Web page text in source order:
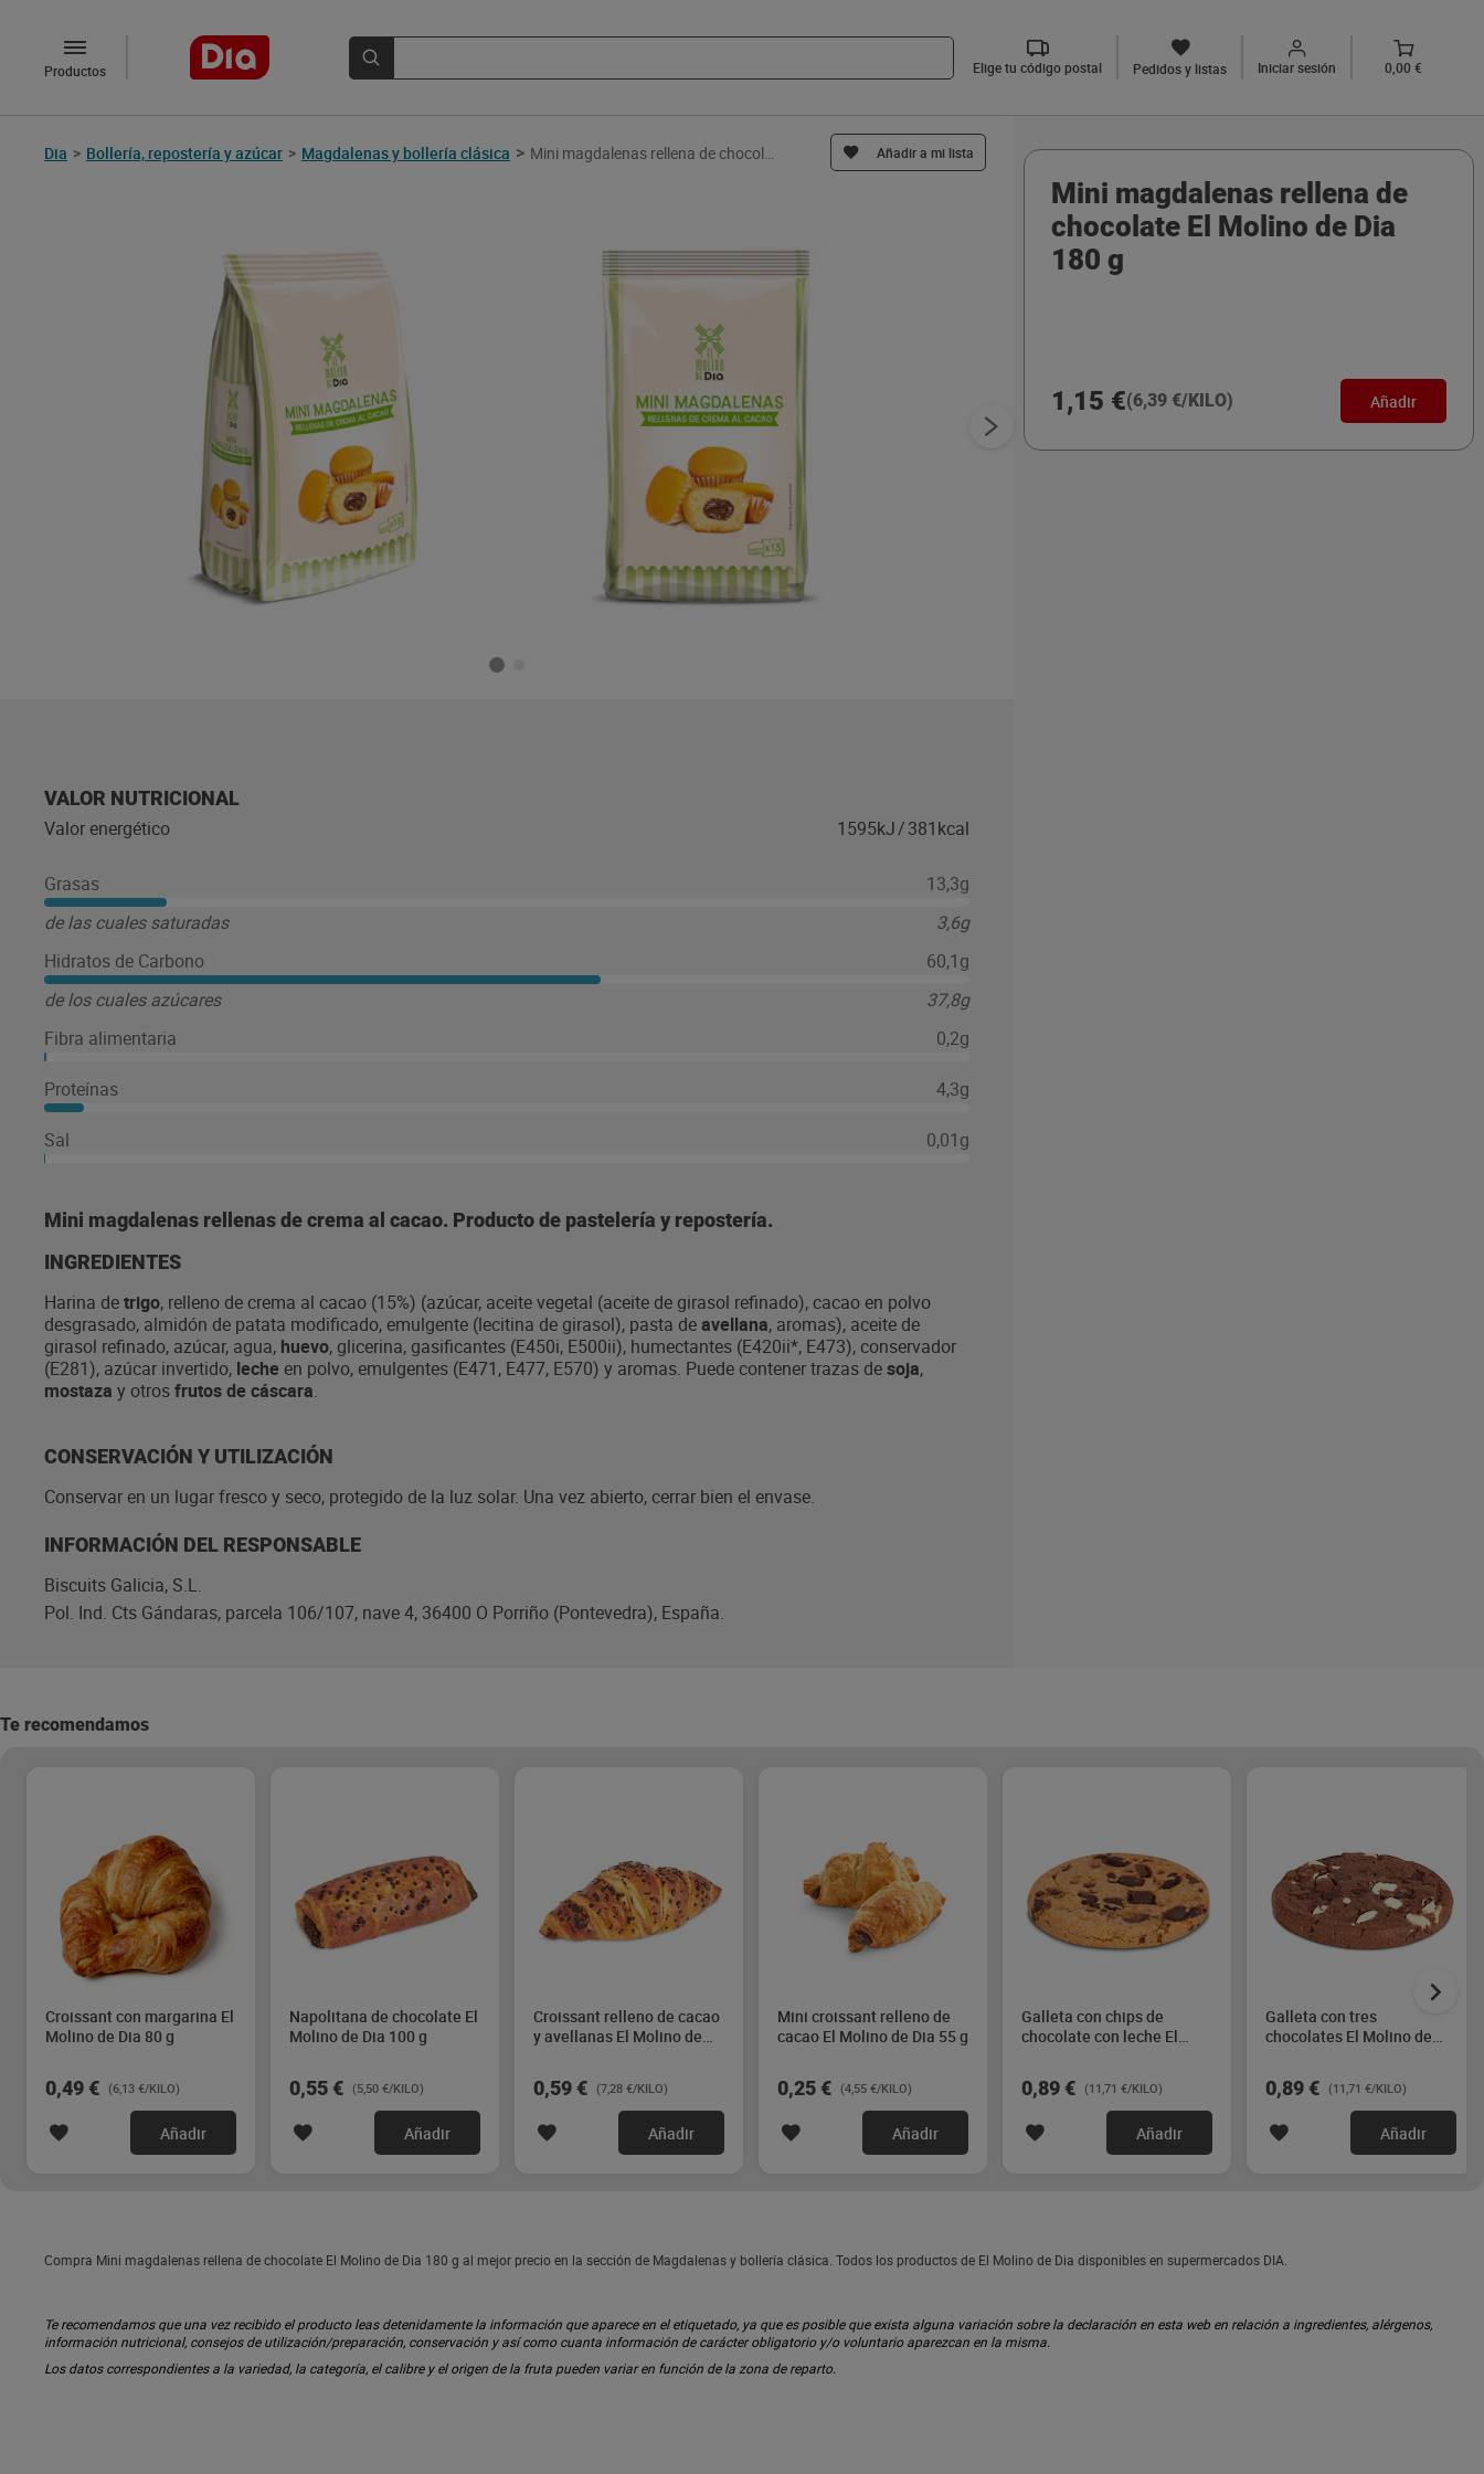
Productos Elige tu código postal Pedidos y listas Iniciar sesión 0,00 €
Dia > Bollería, repostería y azúcar > Magdalenas y bollería clásica > Añadir a mi lista
VALOR NUTRICIONAL
Valor energético 1595kJ/381kcal
Grasas
13,3g
de las cuales saturadas
3,6g
Hidratos de Carbono
60,1g
de los cuales azúcares
37,8g
Fibra alimentaria
0,2g
Proteínas 4,3g
Sal 0,01g
Mini magdalenas rellenas de crema al cacao. Producto de pastelería y repostería.
INGREDIENTES
Harina detrigo, relleno de crema al cacao (15%) (azúcar, aceite vegetal (aceite de girasol refinado), cacao en polvo
desgrasado, almidón de patata modificado, emulgente (lecitina de girasol), pasta deavellana, aromas), aceite de
girasol refinado, azúcar, agua, huevo, glicerina, gasificantes (E450i, E500ii), humectantes (E420ii*, E473), conservador
(E281), azúcar invertido, leche en polvo, emulgentes (E471, E477, E570) y aromas. Puede contener trazas desoja,
mostaza y otrosfrutos de cáscara.
CONSERVACIÓN Y UTILIZACIÓN
Conservar en un lugar fresco y seco, protegido de la luz solar. Una vez abierto, cerrar bien el envase.
INFORMACIÓN DEL RESPONSABLE
Biscuits Galicia, S.L.
Pol. Ind. Cts Gándaras, parcela 106/107, nave 4, 36400 O Porriño (Pontevedra), España.
Mini magdalenas rellena de
chocolate El Molino de Dia
180 g
1,15 €(6,39 €/KILO) Añadir
Te recomendamos
Croissant con margarina El
Molino de Dia 80 g
0,49 € (6,13 €/KILO)
Añadir
Napolitana de chocolate El
Molino de Dia 100 g
0,55 € (5,50 €/KILO)
Añadir
Croissant relleno de cacao
y avellanas El Molino de
0,59 € (7,28 €/KILO)
Añadir
Mini croissant relleno de
cacao El Molino de Dia 55 g
0,25 € (4,55 €/KILO)
Añadir
Galleta con chips de
chocolate con leche El
0,89 € (11,71 €/KILO)
Añadir
Galleta con tres
chocolates El Molino de
0,89 € (11,71 €/KILO)
Añadir
Compra Mini magdalenas rellena de chocolate El Molino de Dia 180 g al mejor precio en la sección de Magdalenas y bollería clásica. Todos los productos de El Molino de Dia disponibles en supermercados DIA.
Te recomendamos que una vez recibido el producto leas detenidamente la información que aparece en el etiquetado, ya que es posible que exista alguna variación sobre la declaración en esta web en relación a ingredientes, alérgenos,
información nutricional, consejos de utilización/preparación, conservación y así como cuanta información de carácter obligatorio y/o voluntario aparezcan en la misma.
Los datos correspondientes a la variedad, la categoría, el calibre y el origen de la fruta pueden variar en función de la zona de reparto.